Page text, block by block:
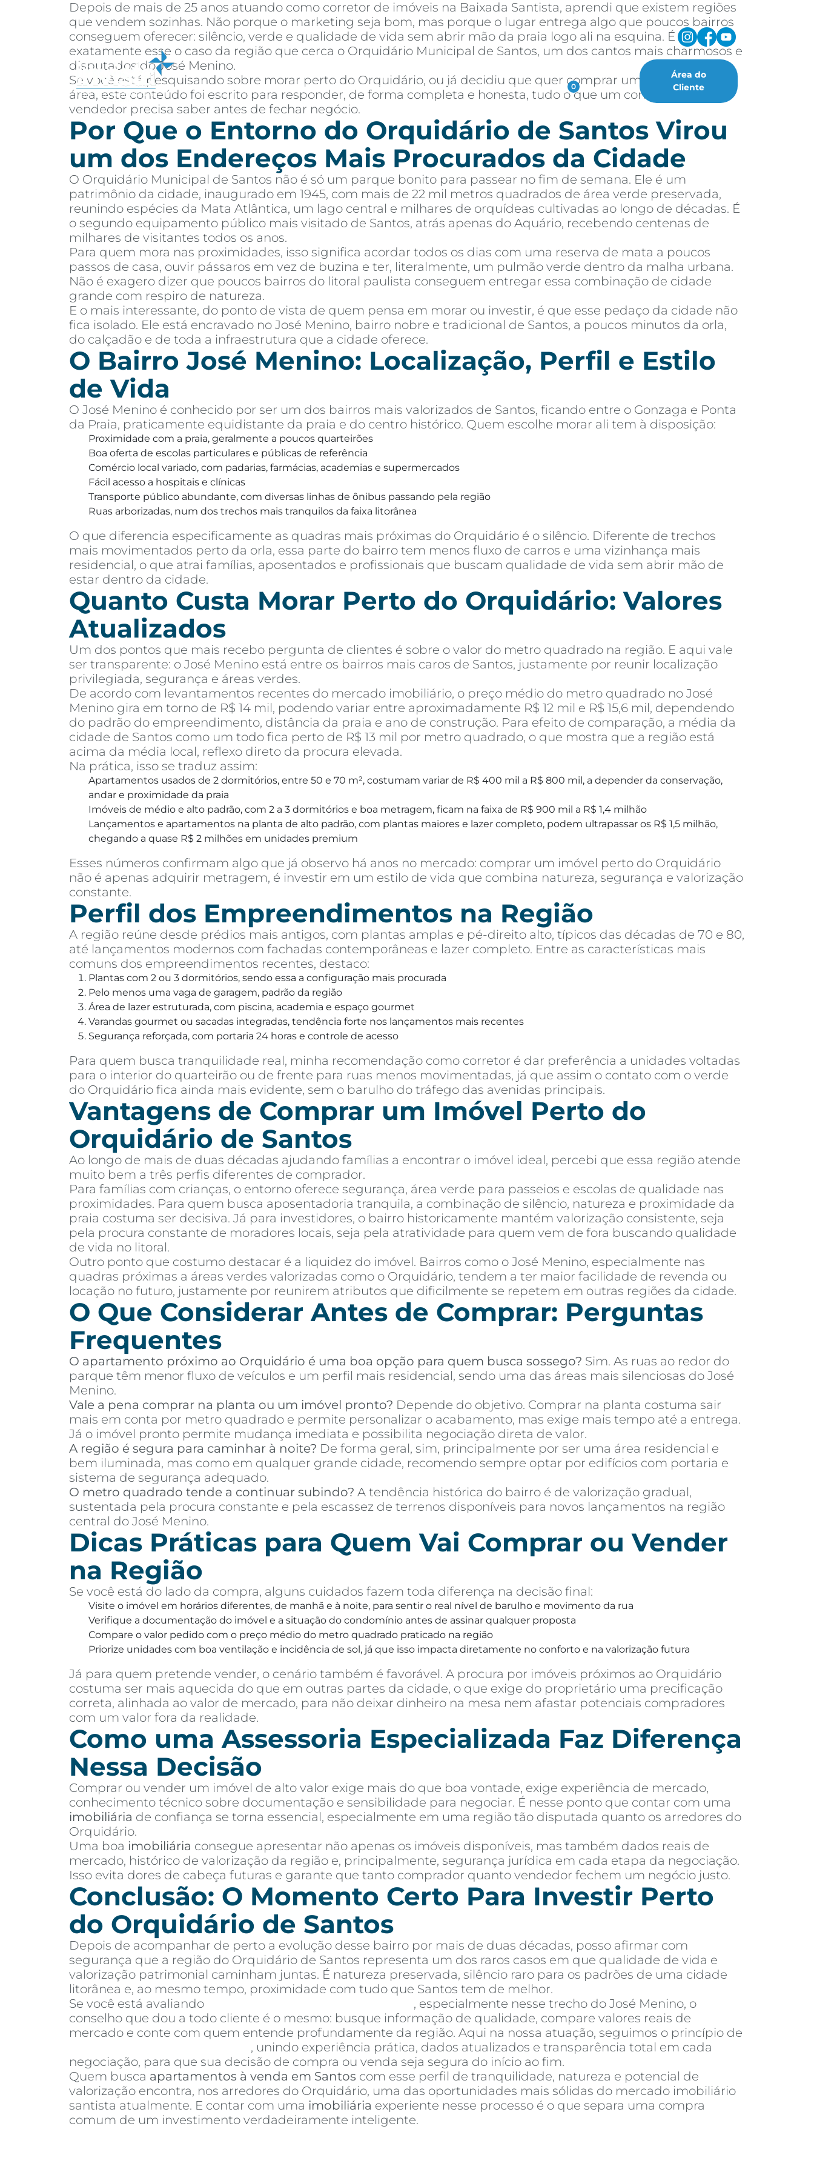
SobreComprarAlugarBlogPor Dentro da InvistaAR EducaçãoContatoFavoritos 0
Área do
Cliente
Depois de mais de 25 anos atuando como corretor de imóveis na Baixada Santista, aprendi que existem regiões
que vendem sozinhas. Não porque o marketing seja bom, mas porque o lugar entrega algo que poucos bairros
conseguem oferecer: silêncio, verde e qualidade de vida sem abrir mão da praia logo ali na esquina. É
exatamente esse o caso da região que cerca o Orquidário Municipal de Santos, um dos cantos mais charmosos e
disputados do José Menino.
Se você está pesquisando sobre morar perto do Orquidário, ou já decidiu que quer comprar um imóvel nessa
área, este conteúdo foi escrito para responder, de forma completa e honesta, tudo o que um comprador ou
vendedor precisa saber antes de fechar negócio.
Por Que o Entorno do Orquidário de Santos Virou
um dos Endereços Mais Procurados da Cidade
O Orquidário Municipal de Santos não é só um parque bonito para passear no fim de semana. Ele é um
patrimônio da cidade, inaugurado em 1945, com mais de 22 mil metros quadrados de área verde preservada,
reunindo espécies da Mata Atlântica, um lago central e milhares de orquídeas cultivadas ao longo de décadas. É
o segundo equipamento público mais visitado de Santos, atrás apenas do Aquário, recebendo centenas de
milhares de visitantes todos os anos.
Para quem mora nas proximidades, isso significa acordar todos os dias com uma reserva de mata a poucos
passos de casa, ouvir pássaros em vez de buzina e ter, literalmente, um pulmão verde dentro da malha urbana.
Não é exagero dizer que poucos bairros do litoral paulista conseguem entregar essa combinação de cidade
grande com respiro de natureza.
E o mais interessante, do ponto de vista de quem pensa em morar ou investir, é que esse pedaço da cidade não
fica isolado. Ele está encravado no José Menino, bairro nobre e tradicional de Santos, a poucos minutos da orla,
do calçadão e de toda a infraestrutura que a cidade oferece.
O Bairro José Menino: Localização, Perfil e Estilo
de Vida
O José Menino é conhecido por ser um dos bairros mais valorizados de Santos, ficando entre o Gonzaga e Ponta
da Praia, praticamente equidistante da praia e do centro histórico. Quem escolhe morar ali tem à disposição:
Proximidade com a praia, geralmente a poucos quarteirões
Boa oferta de escolas particulares e públicas de referência
Comércio local variado, com padarias, farmácias, academias e supermercados
Fácil acesso a hospitais e clínicas
Transporte público abundante, com diversas linhas de ônibus passando pela região
Ruas arborizadas, num dos trechos mais tranquilos da faixa litorânea
O que diferencia especificamente as quadras mais próximas do Orquidário é o silêncio. Diferente de trechos
mais movimentados perto da orla, essa parte do bairro tem menos fluxo de carros e uma vizinhança mais
residencial, o que atrai famílias, aposentados e profissionais que buscam qualidade de vida sem abrir mão de
estar dentro da cidade.
Quanto Custa Morar Perto do Orquidário: Valores
Atualizados
Um dos pontos que mais recebo pergunta de clientes é sobre o valor do metro quadrado na região. E aqui vale
ser transparente: o José Menino está entre os bairros mais caros de Santos, justamente por reunir localização
privilegiada, segurança e áreas verdes.
De acordo com levantamentos recentes do mercado imobiliário, o preço médio do metro quadrado no José
Menino gira em torno de R$ 14 mil, podendo variar entre aproximadamente R$ 12 mil e R$ 15,6 mil, dependendo
do padrão do empreendimento, distância da praia e ano de construção. Para efeito de comparação, a média da
cidade de Santos como um todo fica perto de R$ 13 mil por metro quadrado, o que mostra que a região está
acima da média local, reflexo direto da procura elevada.
Na prática, isso se traduz assim:
Apartamentos usados de 2 dormitórios, entre 50 e 70 m², costumam variar de R$ 400 mil a R$ 800 mil, a depender da conservação,
andar e proximidade da praia
Imóveis de médio e alto padrão, com 2 a 3 dormitórios e boa metragem, ficam na faixa de R$ 900 mil a R$ 1,4 milhão
Lançamentos e apartamentos na planta de alto padrão, com plantas maiores e lazer completo, podem ultrapassar os R$ 1,5 milhão,
chegando a quase R$ 2 milhões em unidades premium
Esses números confirmam algo que já observo há anos no mercado: comprar um imóvel perto do Orquidário
não é apenas adquirir metragem, é investir em um estilo de vida que combina natureza, segurança e valorização
constante.
Perfil dos Empreendimentos na Região
A região reúne desde prédios mais antigos, com plantas amplas e pé-direito alto, típicos das décadas de 70 e 80,
até lançamentos modernos com fachadas contemporâneas e lazer completo. Entre as características mais
comuns dos empreendimentos recentes, destaco:
Plantas com 2 ou 3 dormitórios, sendo essa a configuração mais procurada
Pelo menos uma vaga de garagem, padrão da região
Área de lazer estruturada, com piscina, academia e espaço gourmet
Varandas gourmet ou sacadas integradas, tendência forte nos lançamentos mais recentes
Segurança reforçada, com portaria 24 horas e controle de acesso
Para quem busca tranquilidade real, minha recomendação como corretor é dar preferência a unidades voltadas
para o interior do quarteirão ou de frente para ruas menos movimentadas, já que assim o contato com o verde
do Orquidário fica ainda mais evidente, sem o barulho do tráfego das avenidas principais.
Vantagens de Comprar um Imóvel Perto do
Orquidário de Santos
Ao longo de mais de duas décadas ajudando famílias a encontrar o imóvel ideal, percebi que essa região atende
muito bem a três perfis diferentes de comprador.
Para famílias com crianças, o entorno oferece segurança, área verde para passeios e escolas de qualidade nas
proximidades. Para quem busca aposentadoria tranquila, a combinação de silêncio, natureza e proximidade da
praia costuma ser decisiva. Já para investidores, o bairro historicamente mantém valorização consistente, seja
pela procura constante de moradores locais, seja pela atratividade para quem vem de fora buscando qualidade
de vida no litoral.
Outro ponto que costumo destacar é a liquidez do imóvel. Bairros como o José Menino, especialmente nas
quadras próximas a áreas verdes valorizadas como o Orquidário, tendem a ter maior facilidade de revenda ou
locação no futuro, justamente por reunirem atributos que dificilmente se repetem em outras regiões da cidade.
O Que Considerar Antes de Comprar: Perguntas
Frequentes
O apartamento próximo ao Orquidário é uma boa opção para quem busca sossego? Sim. As ruas ao redor do
parque têm menor fluxo de veículos e um perfil mais residencial, sendo uma das áreas mais silenciosas do José
Menino.
Vale a pena comprar na planta ou um imóvel pronto? Depende do objetivo. Comprar na planta costuma sair
mais em conta por metro quadrado e permite personalizar o acabamento, mas exige mais tempo até a entrega.
Já o imóvel pronto permite mudança imediata e possibilita negociação direta de valor.
A região é segura para caminhar à noite? De forma geral, sim, principalmente por ser uma área residencial e
bem iluminada, mas como em qualquer grande cidade, recomendo sempre optar por edifícios com portaria e
sistema de segurança adequado.
O metro quadrado tende a continuar subindo? A tendência histórica do bairro é de valorização gradual,
sustentada pela procura constante e pela escassez de terrenos disponíveis para novos lançamentos na região
central do José Menino.
Dicas Práticas para Quem Vai Comprar ou Vender
na Região
Se você está do lado da compra, alguns cuidados fazem toda diferença na decisão final:
Visite o imóvel em horários diferentes, de manhã e à noite, para sentir o real nível de barulho e movimento da rua
Verifique a documentação do imóvel e a situação do condomínio antes de assinar qualquer proposta
Compare o valor pedido com o preço médio do metro quadrado praticado na região
Priorize unidades com boa ventilação e incidência de sol, já que isso impacta diretamente no conforto e na valorização futura
Já para quem pretende vender, o cenário também é favorável. A procura por imóveis próximos ao Orquidário
costuma ser mais aquecida do que em outras partes da cidade, o que exige do proprietário uma precificação
correta, alinhada ao valor de mercado, para não deixar dinheiro na mesa nem afastar potenciais compradores
com um valor fora da realidade.
Como uma Assessoria Especializada Faz Diferença
Nessa Decisão
Comprar ou vender um imóvel de alto valor exige mais do que boa vontade, exige experiência de mercado,
conhecimento técnico sobre documentação e sensibilidade para negociar. É nesse ponto que contar com uma
imobiliária de confiança se torna essencial, especialmente em uma região tão disputada quanto os arredores do
Orquidário.
Uma boa imobiliária consegue apresentar não apenas os imóveis disponíveis, mas também dados reais de
mercado, histórico de valorização da região e, principalmente, segurança jurídica em cada etapa da negociação.
Isso evita dores de cabeça futuras e garante que tanto comprador quanto vendedor fechem um negócio justo.
Conclusão: O Momento Certo Para Investir Perto
do Orquidário de Santos
Depois de acompanhar de perto a evolução desse bairro por mais de duas décadas, posso afirmar com
segurança que a região do Orquidário de Santos representa um dos raros casos em que qualidade de vida e
valorização patrimonial caminham juntas. É natureza preservada, silêncio raro para os padrões de uma cidade
litorânea e, ao mesmo tempo, proximidade com tudo que Santos tem de melhor.
Se você está avaliando
, especialmente nesse trecho do José Menino, o
conselho que dou a todo cliente é o mesmo: busque informação de qualidade, compare valores reais de
mercado e conte com quem entende profundamente da região. Aqui na nossa atuação, seguimos o princípio de
, unindo experiência prática, dados atualizados e transparência total em cada
negociação, para que sua decisão de compra ou venda seja segura do início ao fim.
Quem busca apartamentos à venda em Santos com esse perfil de tranquilidade, natureza e potencial de
valorização encontra, nos arredores do Orquidário, uma das oportunidades mais sólidas do mercado imobiliário
santista atualmente. E contar com uma imobiliária experiente nesse processo é o que separa uma compra
comum de um investimento verdadeiramente inteligente.